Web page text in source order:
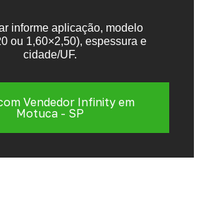
informe aplicação, modelo
ou 1,60×2,50), espessura e
cidade/UF.
Vendedor Infinity em
Motuca - SP